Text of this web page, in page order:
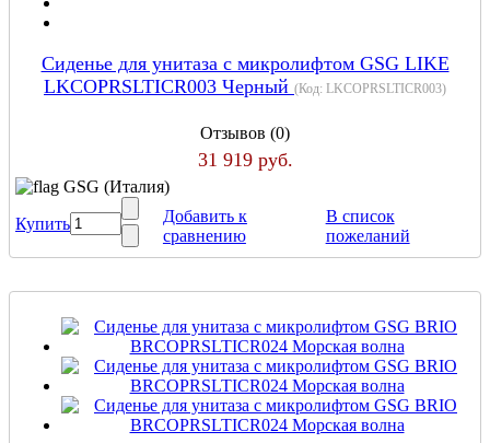
Сиденье для унитаза с микролифтом GSG LIKE
LKCOPRSLTICR003 Черный (Код: LKCOPRSLTICR003)
Отзывов (0)
31 919 руб.
GSG (Италия)
Купить
Добавить к
сравнению
В список
пожеланий